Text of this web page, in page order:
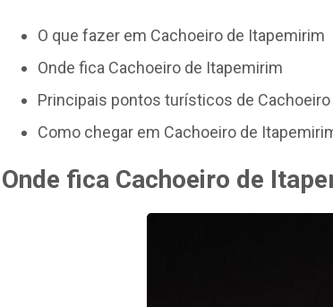
O que fazer em Cachoeiro de Itapemirim
Onde fica Cachoeiro de Itapemirim
Principais pontos turísticos de
Como chegar em Cachoeiro de
Onde fica Cachoeiro de